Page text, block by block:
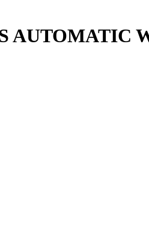
AUTOMATIC